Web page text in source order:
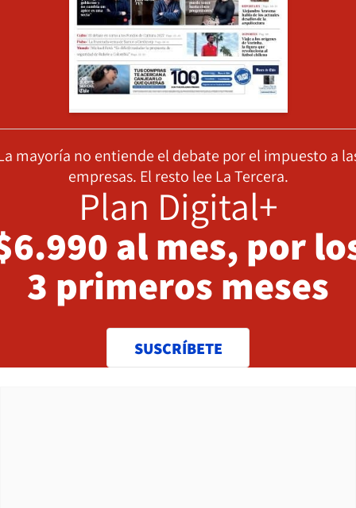
mayoría no entiende el debate por el impuesto a
empresas. El resto lee La Tercera.
Plan Digital+
al mes, por
3 primeros meses
SUSCRÍBETE